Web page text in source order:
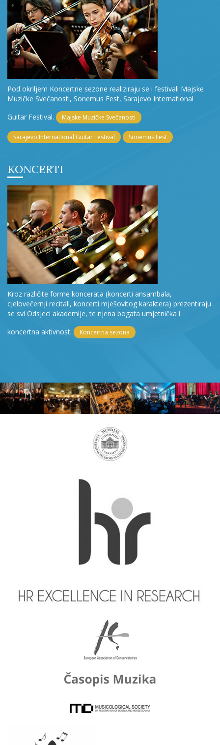
Pod okriljem Koncertne sezone realiziraju se i festivali Majske
Muzičke Svečanosti, Sonemus Fest, Sarajevo International
Guitar Festival.
Majske Muzičke Svečanosti
Sarajevo International Guitar Festival Sonemus Fest
KONCERTI
Kroz različite forme koncerata (koncerti ansambala,
cjelovečernji recitali, koncerti mješovitog karaktera) prezentiraju
se svi Odsjeci akademije, te njena bogata umjetnička i
koncertna aktivnost.
Koncertna sezona